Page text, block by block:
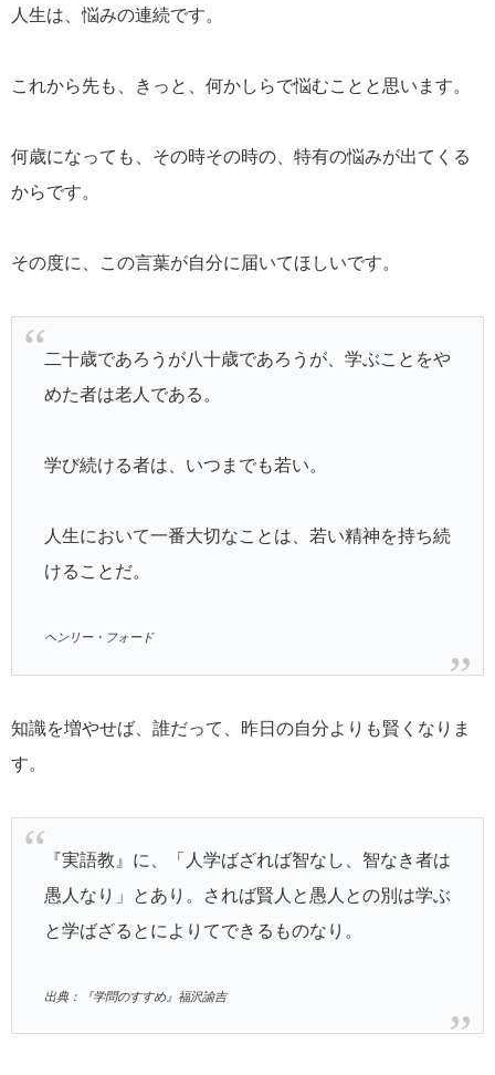
人生は、悩みの連続です。
これから先も、きっと、何かしらで悩むことと思います。
何歳になっても、その時その時の、特有の悩みが出てくる
からです。
その度に、この言葉が自分に届いてほしいです。
二十歳であろうが八十歳であろうが、学ぶことをや
めた者は老人である。
学び続ける者は、いつまでも若い。
人生において一番大切なことは、若い精神を持ち続
けることだ。
ヘンリー・フォード
知識を増やせば、誰だって、昨日の自分よりも賢くなりま
す。
『実語教』に、「人学ばざれば智なし、智なき者は
愚人なり」とあり。されば賢人と愚人との別は学ぶ
と学ばざるとによりてできるものなり。
出典：『学問のすすめ』福沢諭吉